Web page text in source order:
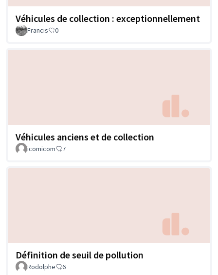
Véhicules de collection : exceptionnellement
Francis 0
Véhicules anciens et de collection
icomicom 7
Définition de seuil de pollution
Rodolphe 6